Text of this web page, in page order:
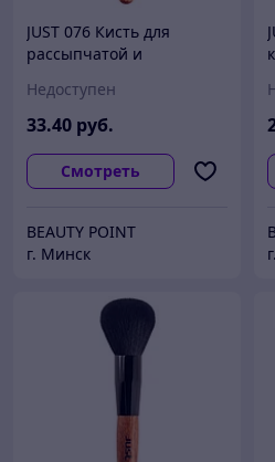
JUST 076 Кисть для
рассыпчатой и
(синтетика)
Недоступен
33.40 руб.
Смотреть
BEAUTY POINT
г. Минск